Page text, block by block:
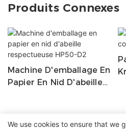
Produits Connexes
Machine D'emballage En
Papier En Nid D'abeille
We use cookies to ensure that we